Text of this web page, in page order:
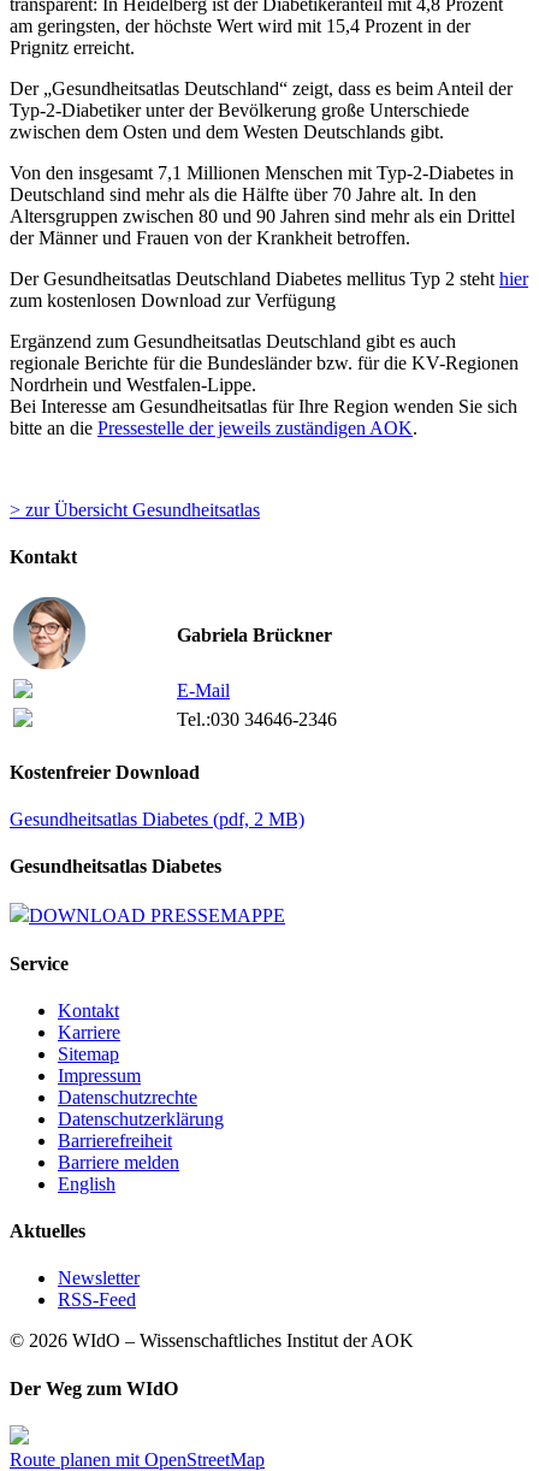
am geringsten, der höchste Wert wird mit 15,4 Prozent in der
Prignitz erreicht.
Der „Gesundheitsatlas Deutschland“ zeigt, dass es beim Anteil der
Typ-2-Diabetiker unter der Bevölkerung große Unterschiede
zwischen dem Osten und dem Westen Deutschlands gibt.
Von den insgesamt 7,1 Millionen Menschen mit Typ-2-Diabetes in
Deutschland sind mehr als die Hälfte über 70 Jahre alt. In den
Altersgruppen zwischen 80 und 90 Jahren sind mehr als ein Drittel
der Männer und Frauen von der Krankheit betroffen.
Der Gesundheitsatlas Deutschland Diabetes mellitus Typ 2 steht hier
zum kostenlosen Download zur Verfügung
Ergänzend zum Gesundheitsatlas Deutschland gibt es auch
regionale Berichte für die Bundesländer bzw. für die KV-Regionen
Nordrhein und Westfalen-Lippe.
Bei Interesse am Gesundheitsatlas für Ihre Region wenden Sie sich
bitte an die Pressestelle der jeweils zuständigen AOK.
> zur Übersicht Gesundheitsatlas
Kontakt
Gabriela Brückner
E-Mail
Tel.:030 34646-2346
Kostenfreier Download
Gesundheitsatlas Diabetes (pdf, 2 MB)
Gesundheitsatlas Diabetes
DOWNLOAD PRESSEMAPPE
Service
Kontakt
Karriere
Sitemap
Impressum
Datenschutzrechte
Datenschutzerklärung
Barrierefreiheit
Barriere melden
English
Aktuelles
Newsletter
RSS-Feed
© 2026 WIdO – Wissenschaftliches Institut der AOK
Der Weg zum WIdO
Route planen mit OpenStreetMap